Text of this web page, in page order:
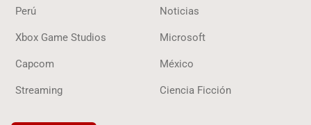
Perú Noticias
Xbox Game Studios Microsoft
Capcom México
Streaming Ciencia Ficción